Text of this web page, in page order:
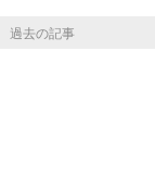
過去の記事